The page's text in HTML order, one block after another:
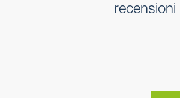
recensioni